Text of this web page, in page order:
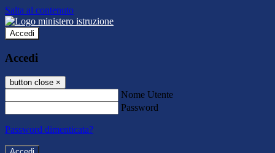
Salta al contenuto
Accedi
Accedi
button close ×
Nome Utente
Password
Password dimenticata?